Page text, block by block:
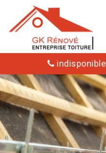
indisponible